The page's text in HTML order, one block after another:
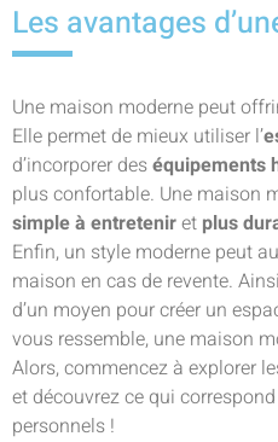
Les avantages
Une maison moderne peut
Elle permet de mieux utiliser l’
d’incorporer deséquipements
plus confortable. Une maison
simple à entreteniret plus
Enfin, un style moderne peut
maison en cas de revente.
d’un moyen pour créer un
vous ressemble, une maison
Alors, commencez à explorer
et découvrez ce qui
personnels !